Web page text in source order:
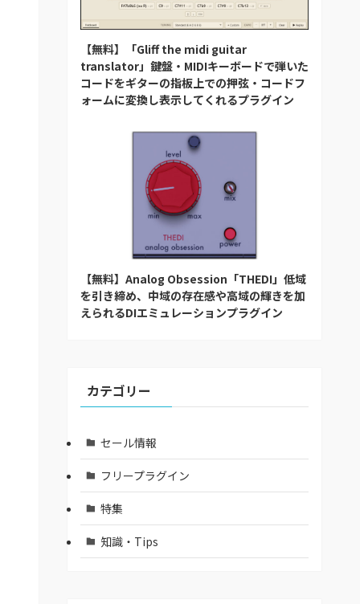
【無料】「Gliff the midi guitar
translator」鍵盤・MIDIキーボードで弾いた
コードをギターの指板上での押弦・コードフ
ォームに変換し表示してくれるプラグイン
【無料】Analog Obsession「THEDI」低域
を引き締め、中域の存在感や高域の輝きを加
えられるDIエミュレーションプラグイン
カテゴリー
セール情報
フリープラグイン
特集
知識・Tips